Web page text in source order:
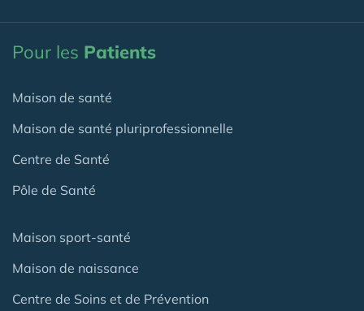
Pour les Patients
Maison de santé
Maison de santé pluriprofessionnelle
Centre de Santé
Pôle de Santé
Maison sport-santé
Maison de naissance
Centre de Soins et de Prévention